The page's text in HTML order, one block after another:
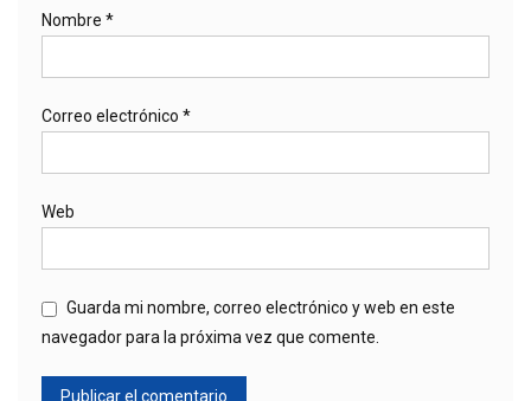
Nombre *
Correo electrónico *
Web
Guarda mi nombre, correo electrónico y web en este
navegador para la próxima vez que comente.